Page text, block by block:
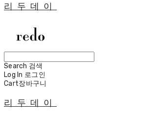
리두데이
Search 검색
Log In 로그인
Cart장바구니
리두데이